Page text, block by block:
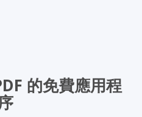
的免費應用程